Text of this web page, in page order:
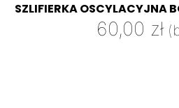
SZLIFIERKA OSCYLACYJNA
60,00 zł